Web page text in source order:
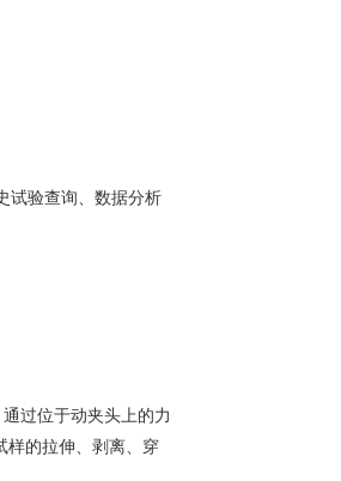
试验查询、数据分析
过位于动夹头上的力
样的拉伸、剥离、穿